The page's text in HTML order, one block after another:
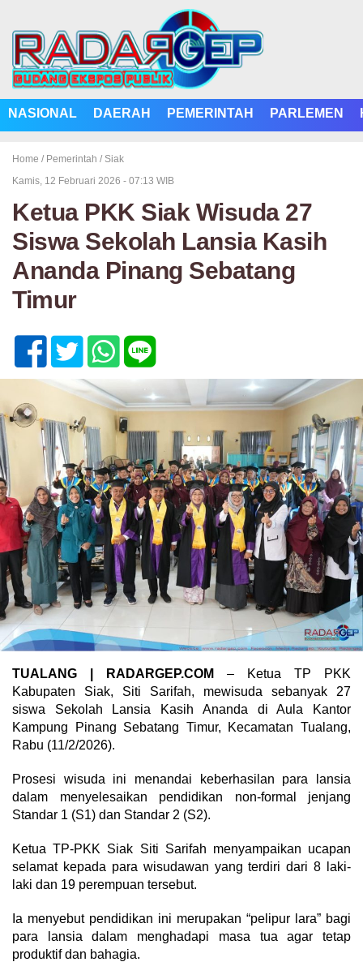
NASIONAL DAERAH PEMERINTAH PARLEMEN
Home / Pemerintah / Siak
Kamis, 12 Februari 2026 - 07:13 WIB
Ketua PKK Siak Wisuda 27
Siswa Sekolah Lansia Kasih
Ananda Pinang Sebatang
Timur
TUALANG | RADARGEP.COM
– Ketua TP PKK
Kabupaten Siak, Siti Sarifah, mewisuda sebanyak 27
siswa Sekolah Lansia Kasih Ananda di Aula Kantor
Kampung Pinang Sebatang Timur, Kecamatan Tualang,
Rabu (11/2/2026).
Prosesi wisuda ini menandai keberhasilan para lansia
dalam menyelesaikan pendidikan non-formal jenjang
Standar 1 (S1) dan Standar 2 (S2).
Ketua TP-PKK Siak Siti Sarifah menyampaikan ucapan
selamat kepada para wisudawan yang terdiri dari 8 laki-
laki dan 19 perempuan tersebut.
Ia menyebut pendidikan ini merupakan “pelipur lara” bagi
para lansia dalam menghadapi masa tua agar tetap
produktif dan bahagia.